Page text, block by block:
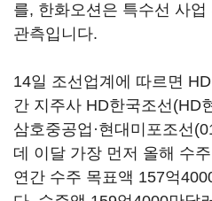
를, 한화오션은 특수선 사
관측입니다.
14일 조선업계에 따르면
간 지주사 HD한국조선(HD
삼호중공업·현대미포조선
데 이달 가장 먼저 올해 수
연간 수주 목표액 157억